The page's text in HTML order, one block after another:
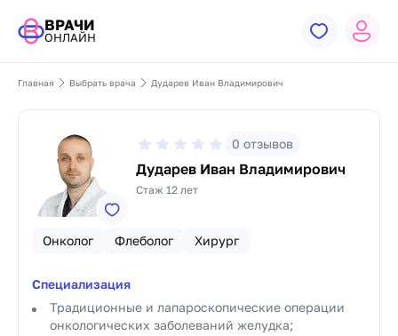
ВРАЧИ
ОНЛАЙН
Главная Выбрать врача Дударев Иван Владимирович
0 отзывов
Дударев Иван Владимирович
Стаж 12 лет
Онколог Флеболог Хирург
Специализация
Традиционные и лапароскопические операции
онкологических заболеваний желудка;